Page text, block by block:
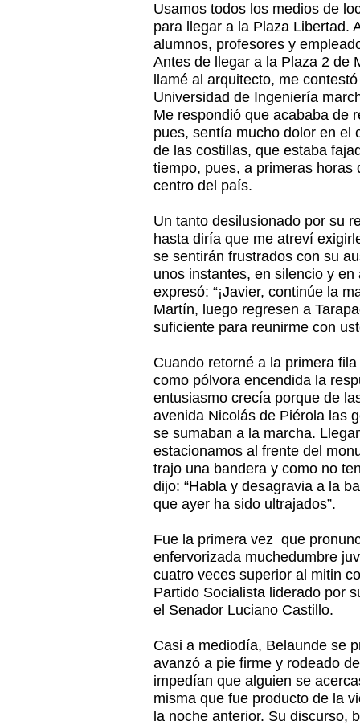
Usamos todos los medios de
para llegar a la Plaza Libertad.
alumnos, profesores y
Antes de llegar a la Plaza 2 de
llamé al arquitecto, me
Universidad de Ingeniería
Me respondió que acababa de
pues, sentía mucho dolor en el
de las costillas, que estaba
tiempo, pues, a primeras horas
centro del país.
Un tanto desilusionado por su
hasta diría que me atreví
se sentirán frustrados con su
unos instantes, en silencio y
expresó: “¡Javier, continúe la
Martín, luego regresen a
suficiente para reunirme con
Cuando retorné a la primera
como pólvora encendida la
entusiasmo crecía porque de
avenida Nicolás de Piérola las
se sumaban a la marcha.
estacionamos al frente del
trajo una bandera y como no
dijo: “Habla y desagravia a la
que ayer ha sido ultrajados”.
Fue la primera vez que
enfervorizada muchedumbre
cuatro veces superior al mitin
Partido Socialista liderado por
el Senador Luciano Castillo.
Casi a mediodía, Belaunde se
avanzó a pie firme y rodeado
impedían que alguien se
misma que fue producto de la
la noche anterior. Su discurso,